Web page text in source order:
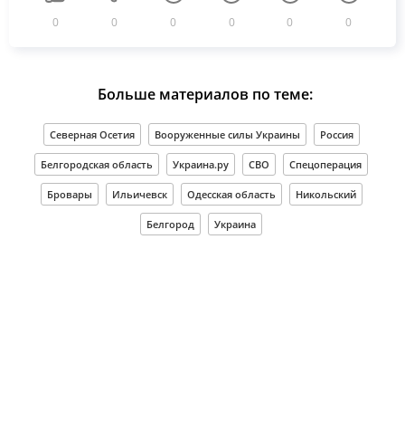
0 0 0 0 0 0
Больше материалов по теме:
Северная Осетия Вооруженные силы Украины Россия
Белгородская область Украина.ру СВО Спецоперация
Бровары Ильичевск Одесская область Никольский
Белгород Украина